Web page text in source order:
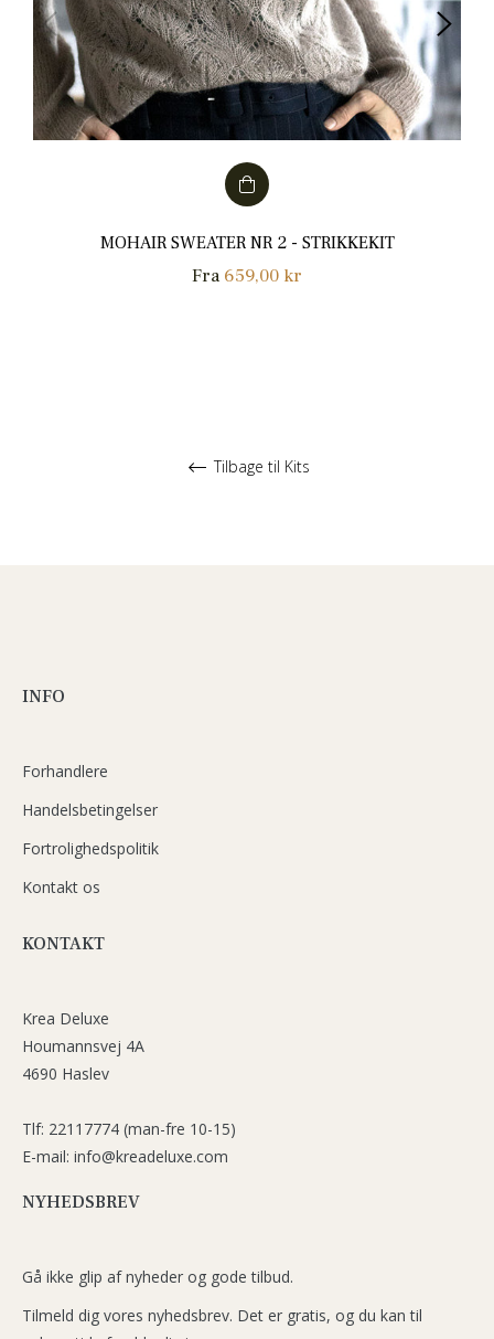
MOHAIR SWEATER NR 2 - STRIKKEKIT
Fra 659,00 kr
Tilbage til Kits
INFO
Forhandlere
Handelsbetingelser
Fortrolighedspolitik
Kontakt os
KONTAKT
Krea Deluxe
Houmannsvej 4A
4690 Haslev
Tlf: 22117774 (man-fre 10-15)
E-mail: info@kreadeluxe.com
NYHEDSBREV
Gå ikke glip af nyheder og gode tilbud.
Tilmeld dig vores nyhedsbrev. Det er gratis, og du kan til